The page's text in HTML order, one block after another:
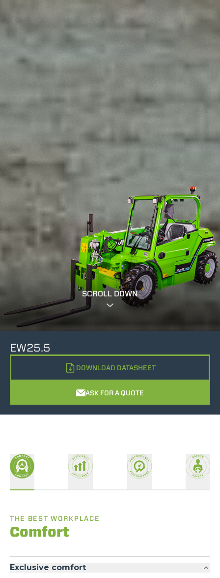
SCROLL DOWN
EW25.5
DOWNLOAD DATASHEET
ASK FOR A QUOTE
THE BEST WORKPLACE
Comfort
Exclusive comfort